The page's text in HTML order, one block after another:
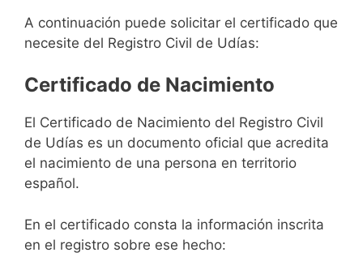
A continuación puede solicitar el certificado que
necesite del Registro Civil de Udías:
Certificado de Nacimiento
El Certificado de Nacimiento del Registro Civil
de Udías es un documento oficial que acredita
el nacimiento de una persona en territorio
español.
En el certificado consta la información inscrita
en el registro sobre ese hecho: